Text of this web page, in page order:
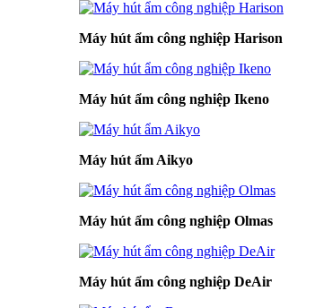
Máy hút ẩm công nghiệp Harison
Máy hút ẩm công nghiệp Ikeno
Máy hút ẩm Aikyo
Máy hút ẩm công nghiệp Olmas
Máy hút ẩm công nghiệp DeAir